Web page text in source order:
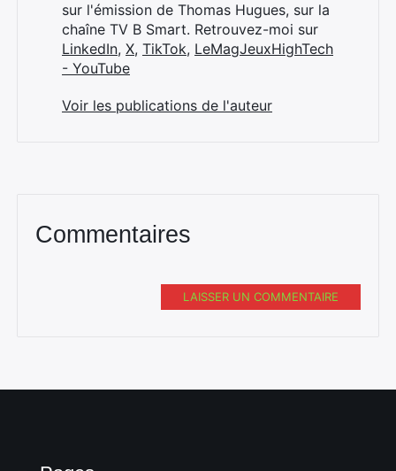
sur l'émission de Thomas Hugues, sur la
chaîne TV B Smart. Retrouvez-moi sur
LinkedIn, X, TikTok, LeMagJeuxHighTech
- YouTube
Voir les publications de l'auteur
Commentaires
LAISSER UN COMMENTAIRE